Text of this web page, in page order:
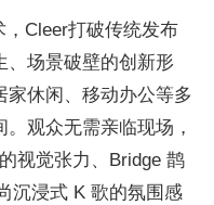
Cleer打破传统发布
、场景破壁的创新形
休闲、移动办公等多
观众无需亲临现场，
视觉张力、Bridge 鹊
沉浸式 K 歌的氛围感